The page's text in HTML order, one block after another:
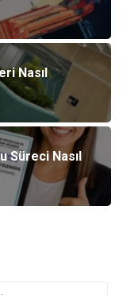
Nasıl
Süreci Nasıl